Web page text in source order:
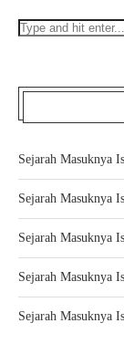
Sejarah Masuknya
Sejarah Masuknya
Sejarah Masuknya
Sejarah Masuknya
Sejarah Masuknya